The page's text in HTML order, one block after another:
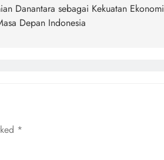
Danantara sebagai Kekuatan Ekonomi
Depan Indonesia
*